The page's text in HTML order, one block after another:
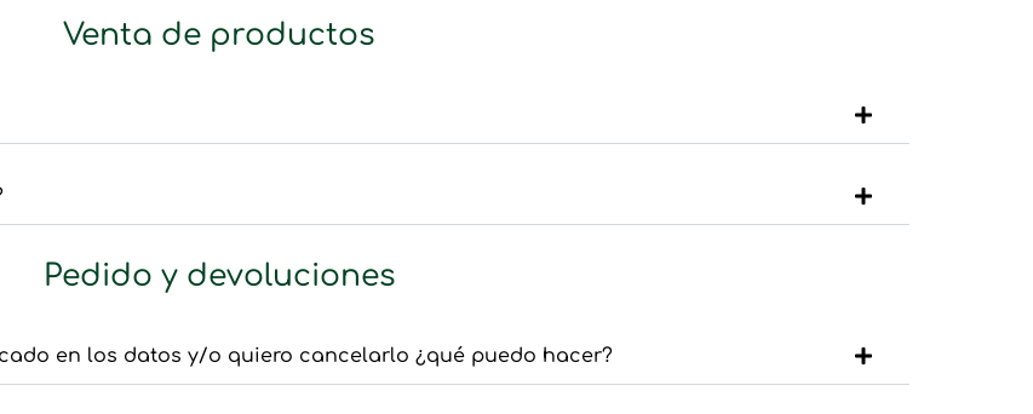
Venta de productos
Pedido y devoluciones
en los datos y/o quiero cancelarlo ¿qué puedo hacer?